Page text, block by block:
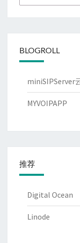
for:
BLOGROLL
miniSIPServer
MYVOIPAPP
推荐
Digital Ocean
Linode